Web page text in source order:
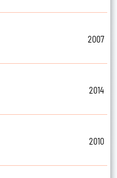
2007
2014
2010